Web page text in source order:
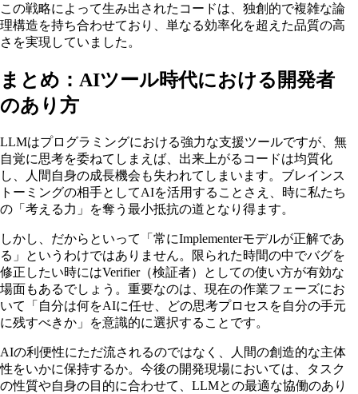
この戦略によって生み出されたコードは、独創的で複雑な論
理構造を持ち合わせており、単なる効率化を超えた品質の高
さを実現していました。
まとめ：AIツール時代における開発者
のあり方
LLMはプログラミングにおける強力な支援ツールですが、無
自覚に思考を委ねてしまえば、出来上がるコードは均質化
し、人間自身の成長機会も失われてしまいます。ブレインス
トーミングの相手としてAIを活用することさえ、時に私たち
の「考える力」を奪う最小抵抗の道となり得ます。
しかし、だからといって「常にImplementerモデルが正解であ
る」というわけではありません。限られた時間の中でバグを
修正したい時にはVerifier（検証者）としての使い方が有効な
場面もあるでしょう。重要なのは、現在の作業フェーズにお
いて「自分は何をAIに任せ、どの思考プロセスを自分の手元
に残すべきか」を意識的に選択することです。
AIの利便性にただ流されるのではなく、人間の創造的な主体
性をいかに保持するか。今後の開発現場においては、タスク
の性質や自身の目的に合わせて、LLMとの最適な協働のあり